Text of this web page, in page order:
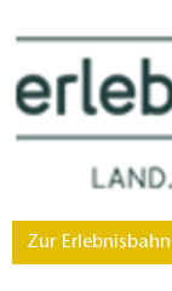
Zur Erlebnisbahn